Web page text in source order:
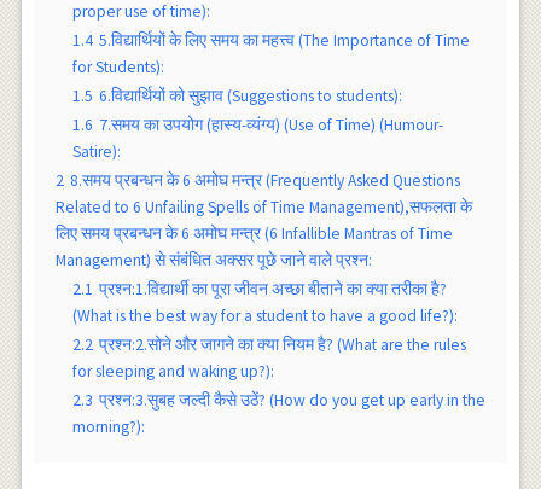
proper use of time):
1.4 5.विद्यार्थियों के लिए समय का महत्त्व (The Importance of Time
for Students):
1.5 6.विद्यार्थियों को सुझाव (Suggestions to students):
1.6 7.समय का उपयोग (हास्य-व्यंग्य) (Use of Time) (Humour-
Satire):
2 8.समय प्रबन्धन के 6 अमोघ मन्त्र (Frequently Asked Questions
Related to 6 Unfailing Spells of Time Management),सफलता के
लिए समय प्रबन्धन के 6 अमोघ मन्त्र (6 Infallible Mantras of Time
Management) से संबंधित अक्सर पूछे जाने वाले प्रश्न:
2.1 प्रश्न:1.विद्यार्थी का पूरा जीवन अच्छा बीताने का क्या तरीका है?
(What is the best way for a student to have a good life?):
2.2 प्रश्न:2.सोने और जागने का क्या नियम है? (What are the rules
for sleeping and waking up?):
2.3 प्रश्न:3.सुबह जल्दी कैसे उठें? (How do you get up early in the
morning?):